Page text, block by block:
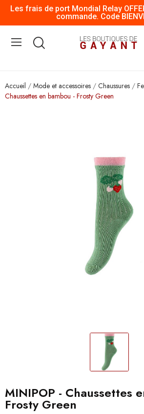
Les frais de port Mondial Relay
commande. Code
Accueil Mode et accessoires Chaussures
Chaussettes en bambou - Frosty Green
MINIPOP - Chaussettes
Frosty Green